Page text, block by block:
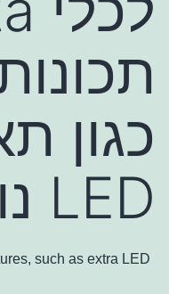
כגון
LED נוספת.
such as extra LED